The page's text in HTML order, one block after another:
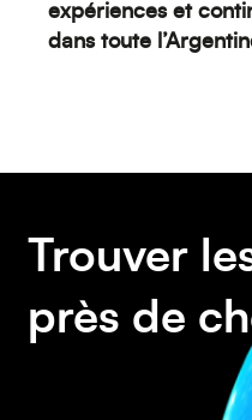
expériences et
dans toute
Trouver
près de